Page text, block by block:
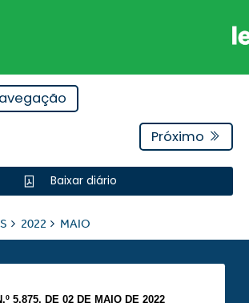
Próximo
Baixar diário
2022 MAIO
5.875, DE 02 DE MAIO DE 2022